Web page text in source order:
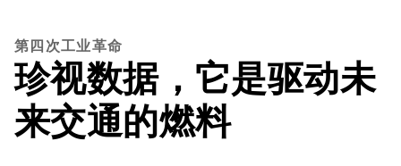
第四次工业革命
珍视数据，它是驱动未
来交通的燃料